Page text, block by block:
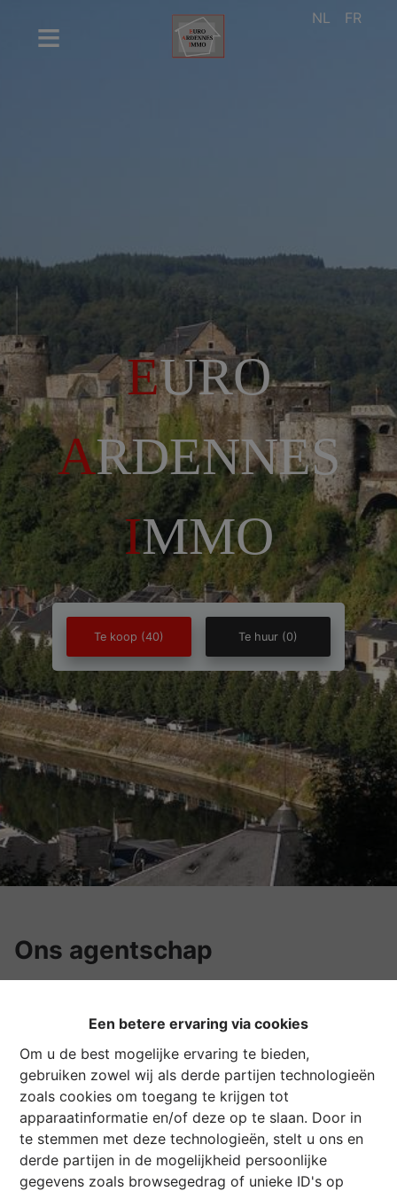
Een betere ervaring via cookies
Om u de best mogelijke ervaring te bieden,
gebruiken zowel wij als derde partijen technologieën
zoals cookies om toegang te krijgen tot
apparaatinformatie en/of deze op te slaan. Door in
te stemmen met deze technologieën, stelt u ons en
derde partijen in de mogelijkheid persoonlijke
gegevens zoals browsegedrag of unieke ID's op
NL FR
EURO
ARDENNES
IMMO
Te koop (40) Te huur (0)
Ons agentschap
Ideaal gelegen in het stadcentrum van Bouillon, parel
mooie Ardennen, bieden wij u met de grootste eerbied
voor iedereen, een meertalige dienst aan voor
transacties van onroerend goed.
Ons bestendig doel is u een klare en doorzichtige
kwaliteitsdienst aan te bieden :